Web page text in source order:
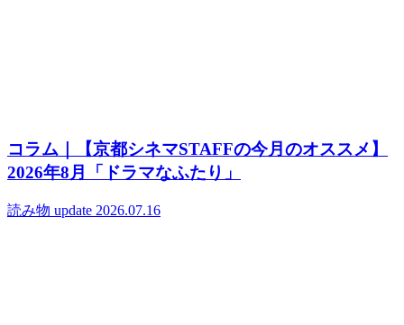
コラム｜【京都シネマSTAFFの今月のオススメ】
2026年8月「ドラマなふたり」
読み物 update 2026.07.16